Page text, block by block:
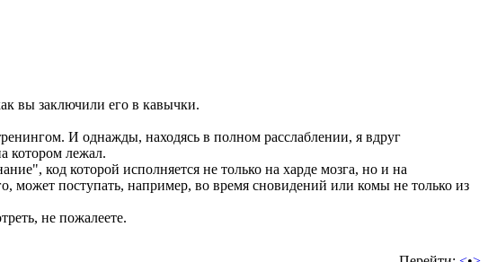
вы заключили его в кавычки.
И однажды, находясь в полном расслаблении, я вдруг
котором лежал.
код которой исполняется не только на харде мозга, но и на
может поступать, например, во время сновидений или комы не только из
не пожалеете.